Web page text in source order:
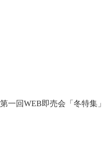
第一回WEB即売会「冬特集」